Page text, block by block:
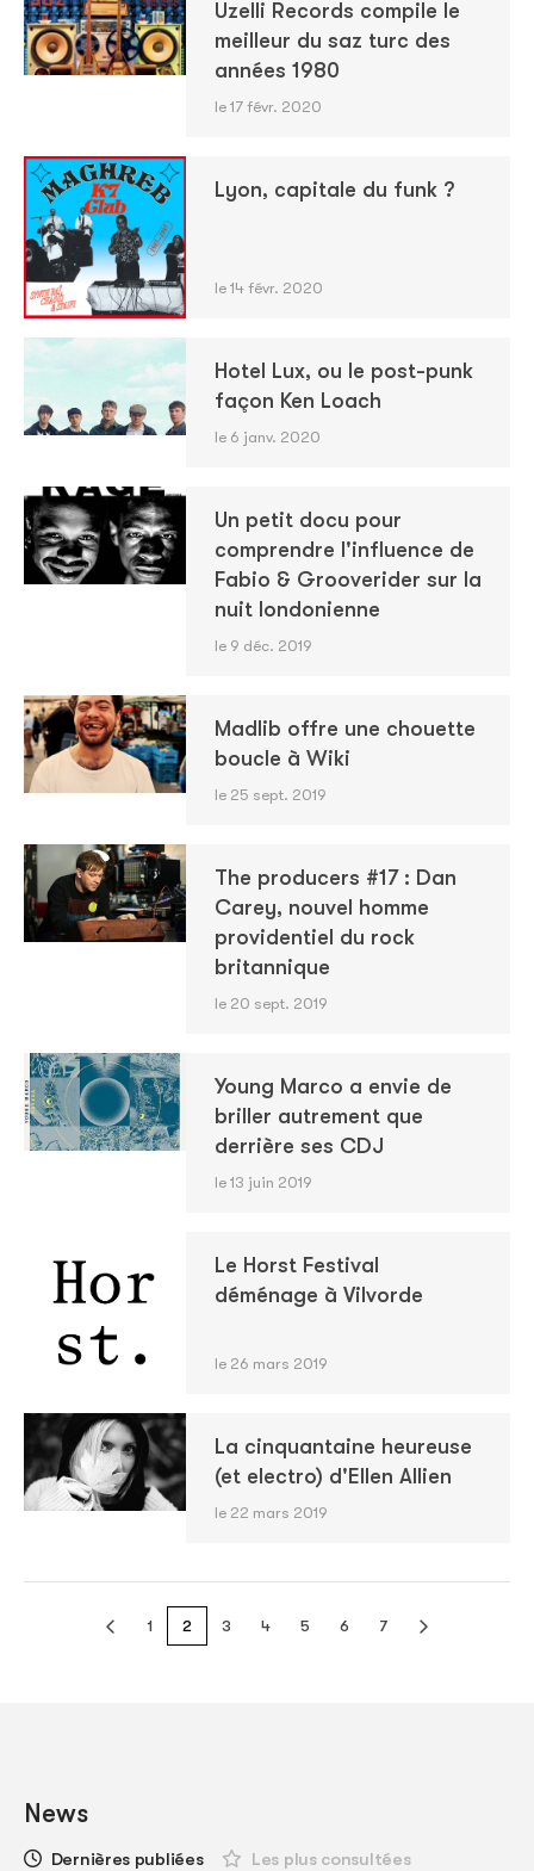
Uzelli Records compile le
meilleur du saz turc des
années 1980
le 17 févr. 2020
Lyon, capitale du funk ?
le 14 févr. 2020
Hotel Lux, ou le post-punk
façon Ken Loach
le 6 janv. 2020
Un petit docu pour
comprendre l'influence de
Fabio & Grooverider sur la
nuit londonienne
le 9 déc. 2019
Madlib offre une chouette
boucle à Wiki
le 25 sept. 2019
The producers #17 : Dan
Carey, nouvel homme
providentiel du rock
britannique
le 20 sept. 2019
Young Marco a envie de
briller autrement que
derrière ses CDJ
le 13 juin 2019
Le Horst Festival
déménage à Vilvorde
le 26 mars 2019
La cinquantaine heureuse
(et electro) d'Ellen Allien
le 22 mars 2019
1 2 3 4 5 6 7
News
Dernières publiées Les plus consultées